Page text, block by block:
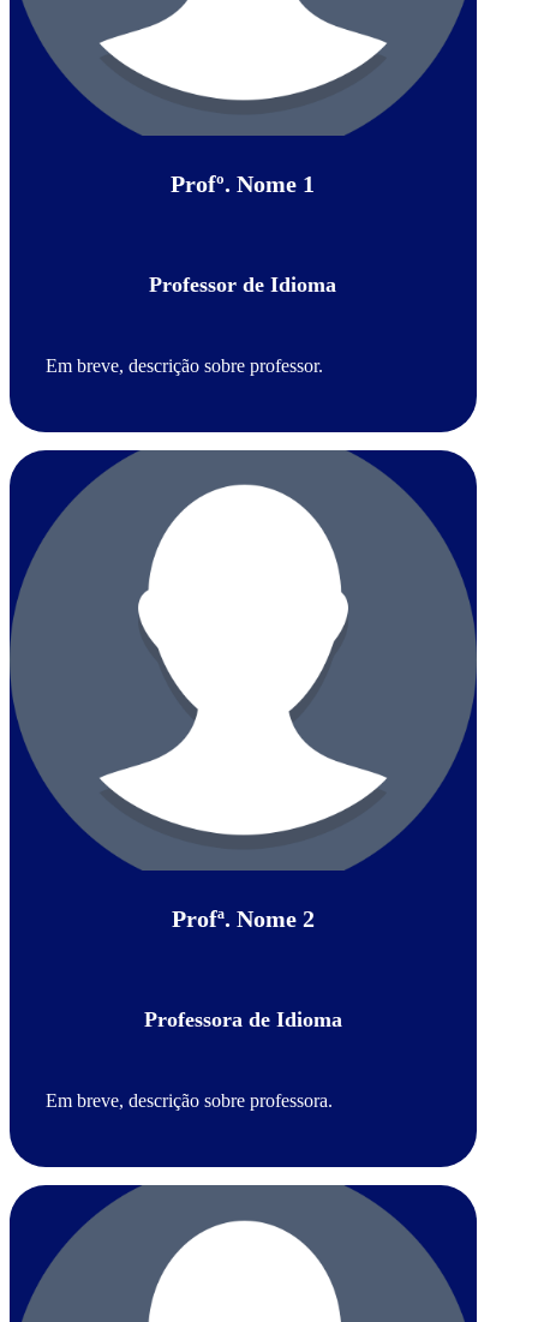
Profº. Nome 1
Professor de Idioma
Em breve, descrição sobre professor.
Profª. Nome 2
Professora de Idioma
Em breve, descrição sobre professora.